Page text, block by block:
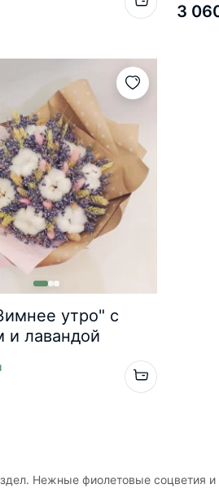
3
утро" с
и лавандой
Нежные фиолетовые соцветия